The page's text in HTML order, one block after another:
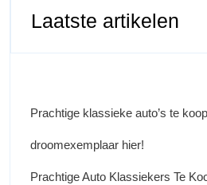
Laatste artikelen
Prachtige klassieke auto’s te
droomexemplaar hier!
Prachtige Auto Klassiekers Te